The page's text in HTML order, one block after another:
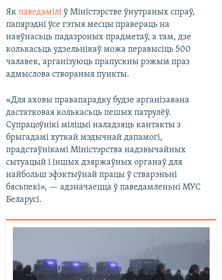
Як паведамілі ў Міністэрстве ўнутраных спраў,
папярэдні ўсе гэтыя месцы правераць на
наяўнасьць падазроных прадметаў, а там, дзе
колькасьць удзельнікаў можа перавысіць 500
чалавек, арганізуюць прапускны рэжым праз
адмыслова створаныя пункты.
«Для аховы правапарадку будзе арганізавана
дастатковая колькасьць пешых патрулёў.
Супрацоўнікі міліцыі наладзяць кантакты з
брыгадамі хуткай мэдычнай дапамогі,
прадстаўнікамі Міністэрства надзвычайных
сытуацый і іншых дзяржаўных органаў для
найбольш эфэктыўнай працы ў стварэньні
бясьпекі», — адзначаецца ў паведамленьні МУС
Беларусі.